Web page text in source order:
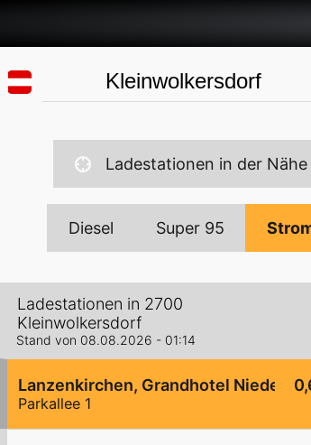
Ladestationen in der Nähe
Diesel Super 95
Ladestationen in 2700
Kleinwolkersdorf
Stand von 08.08.2026 - 01:14
Lanzenkirchen, Grandhotel
Parkallee 1